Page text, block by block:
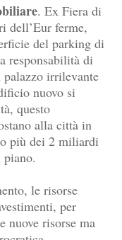
. Ex Fiera di
dell’Eur ferme,
del parking di
responsabilità di
palazzo irrilevante
nuovo si
questo
alla città in
più dei 2 miliardi
piano.
le risorse
per
nuove risorse ma